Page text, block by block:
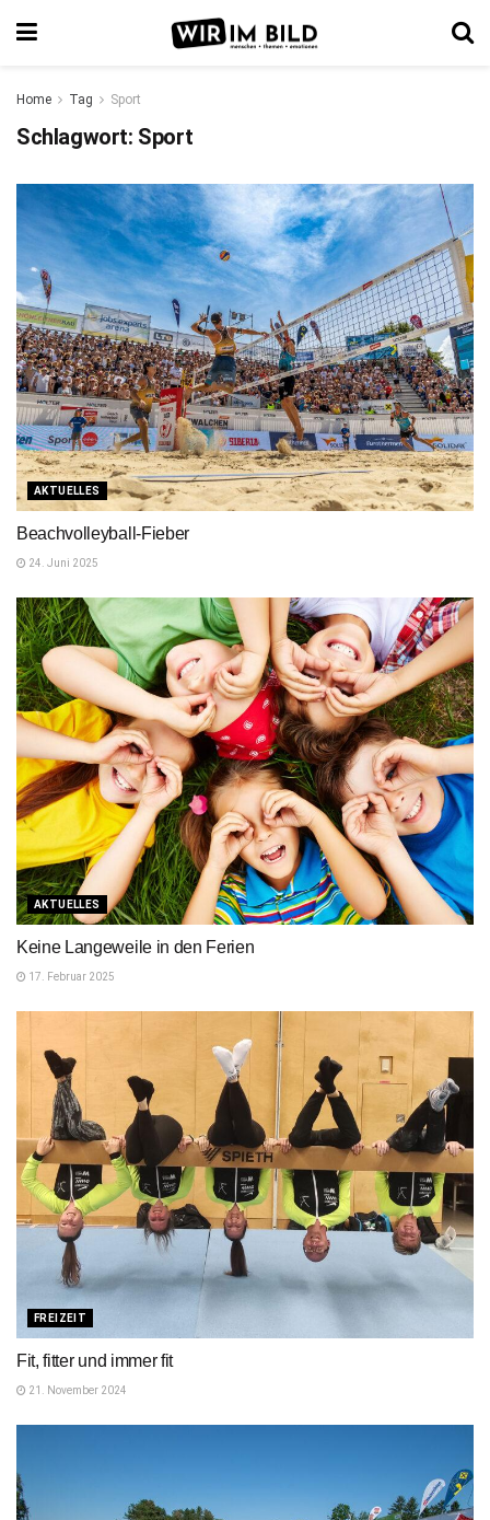
Home Tag Sport
Schlagwort: Sport
AKTUELLES
Beachvolleyball-Fieber
24. Juni 2025
AKTUELLES
Keine Langeweile in den Ferien
17. Februar 2025
FREIZEIT
Fit, fitter und immer fit
21. November 2024